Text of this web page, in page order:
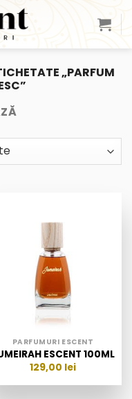
„PARFUM
PARFUMURI ESCENT
ESCENT 100ML
129,00 lei